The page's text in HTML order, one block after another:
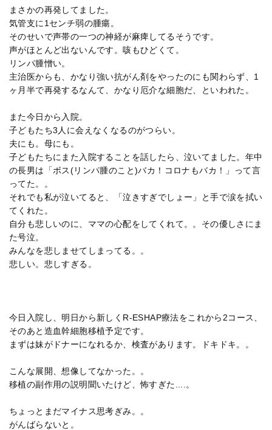
まさかの再発してました。
気管支に1センチ弱の腫瘍。
そのせいで声帯の一つの神経が麻痺してるそうです。
声がほとんど出ないんです。咳もひどくて。
リンパ腫憎い。
主治医からも、かなり強い抗がん剤をやったのにも関わらず、1
ヶ月半で再発するなんて、かなり厄介な細胞だ、といわれた。
また今日から入院。
子どもたち3人に会えなくなるのがつらい。
夫にも。母にも。
子どもたちにまた入院することを話したら、泣いてました。年中
の長男は「ボス(リンパ腫のこと)バカ！コロナもバカ！」って言
ってた。。
それでも私が泣いてると、「泣きすぎでしょー」と手で涙を拭い
てくれた。
自分も悲しいのに、ママの心配をしてくれて。。その優しさにま
た号泣。
みんなを悲しませてしまってる。。
悲しい。悲しすぎる。
今日入院し、明日から新しくR-ESHAP療法をこれから2コース、
そのあと造血幹細胞移植予定です。
まずは妹がドナーになれるか、検査があります。ドキドキ。。
こんな展開、想像してなかった。。
移植の副作用の説明聞いたけど、怖すぎた....。
ちょっとまだマイナス思考ぎみ。。
がんばらないと。